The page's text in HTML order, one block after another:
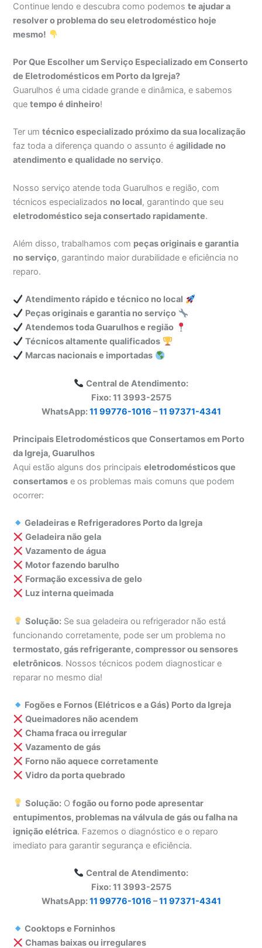
Continue lendo e descubra como podemoste ajudar a
resolver o problema do seu eletrodoméstico hoje
mesmo!
Por Que Escolher um Serviço Especializado em Conserto
de Eletrodomésticos em Porto da Igreja?
Guarulhos é uma cidade grande e dinâmica, e sabemos
quetempo é dinheiro!
Ter umtécnico especializado próximo da sua localização
faz toda a diferença quando o assunto éagilidade no
atendimento e qualidade no serviço.
Nosso serviço atende toda Guarulhos e região, com
técnicos especializados no local, garantindo que seu
eletrodoméstico seja consertado rapidamente.
Além disso, trabalhamos com peças originais e garantia
no serviço, garantindo maior durabilidade e eficiência no
reparo.
Atendimento rápido e técnico no local
Peças originais e garantia no serviço
Atendemos toda Guarulhos e região
Técnicos altamente qualificados
Marcas nacionais e importadas
Central de Atendimento:
Fixo: 11 3993-2575
WhatsApp:11 99776-1016 –11 97371-4341
Principais Eletrodomésticos que Consertamos em Porto
da Igreja, Guarulhos
Aqui estão alguns dos principaiseletrodomésticos que
consertamos e os problemas mais comuns que podem
ocorrer:
Geladeiras e Refrigeradores Porto da Igreja
Geladeira não gela
Vazamento de água
Motor fazendo barulho
Formação excessiva de gelo
Luz interna queimada
Solução: Se sua geladeira ou refrigerador não está
funcionando corretamente, pode ser um problema no
termostato, gás refrigerante, compressor ou sensores
eletrônicos. Nossos técnicos podem diagnosticar e
reparar no mesmo dia!
Fogões e Fornos (Elétricos e a Gás) Porto da Igreja
Queimadores não acendem
Chama fraca ou irregular
Vazamento de gás
Forno não aquece corretamente
Vidro da porta quebrado
Solução: Ofogão ou forno pode apresentar
entupimentos, problemas na válvula de gás ou falha na
ignição elétrica. Fazemos o diagnóstico e o reparo
imediato para garantir segurança e eficiência.
Central de Atendimento:
Fixo: 11 3993-2575
WhatsApp:11 99776-1016 –11 97371-4341
Cooktops e Forninhos
Chamas baixas ou irregulares